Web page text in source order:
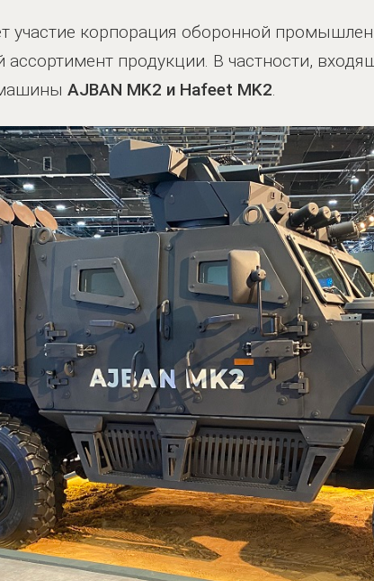
участие корпорация оборонной
продукции. В частности,
AJBAN MK2 и Hafeet MK2.